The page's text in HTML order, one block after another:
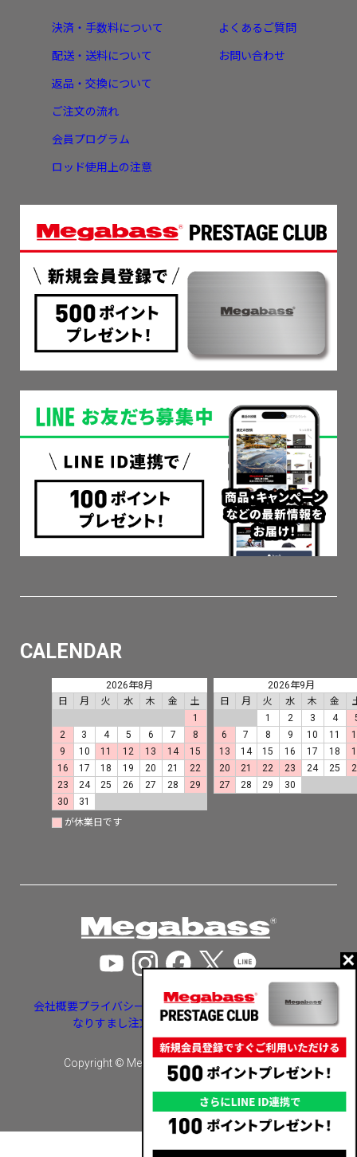
決済・手数料について
配送・送料について
返品・交換について
ご注文の流れ
会員プログラム
ロッド使用上の注意
よくあるご質問
お問い合わせ
CALENDAR
2026年8月
日
月 火 水 木 金
土
1
2
3 4 5 6 7
8
9
10 11 12 13 14
15
16
17 18 19 20 21
22
23
24 25 26 27 28
29
30
31
2026年9月
日
月 火 水 木 金
1
2 3 4
6
7 8 9 10 11
13
14 15 16 17 18
20
21 22 23 24 25
27
28 29 30
が休業日です
会社概要プライバシーポリシー特定商取引法に基づく表示
なりすまし注文・いたずら注文等への対応
Copyright © Megabass inc. All rights reserved.